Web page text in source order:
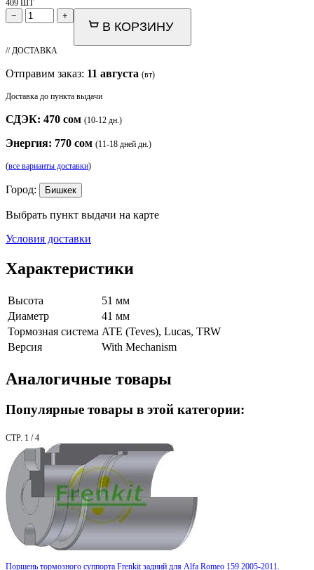
409 ШТ
− +
В КОРЗИНУ
// ДОСТАВКА
Отправим заказ: 11 августа (вт)
Доставка до пункта выдачи
СДЭК: 470 сом (10-12 дн.)
Энергия: 770 сом (11-18 дней дн.)
(все варианты доставки)
Город: Бишкек
Выбрать пункт выдачи на карте
Условия доставки
Характеристики
Высота
51 мм
Диаметр
41 мм
Тормозная система ATE (Teves), Lucas, TRW
Версия
With Mechanism
Аналогичные товары
Популярные товары в этой категории:
СТР. 1 / 4
Поршень тормозного суппорта Frenkit задний для Alfa Romeo 159 2005-2011.